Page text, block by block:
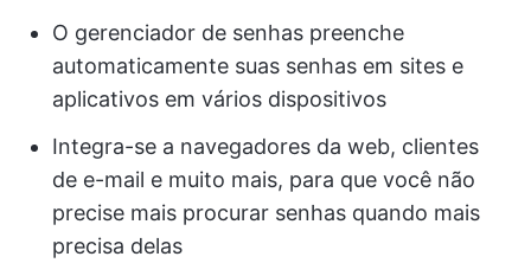
O gerenciador de senhas preenche
automaticamente suas senhas em sites e
aplicativos em vários dispositivos
Integra-se a navegadores da web, clientes
de e-mail e muito mais, para que você não
precise mais procurar senhas quando mais
precisa delas